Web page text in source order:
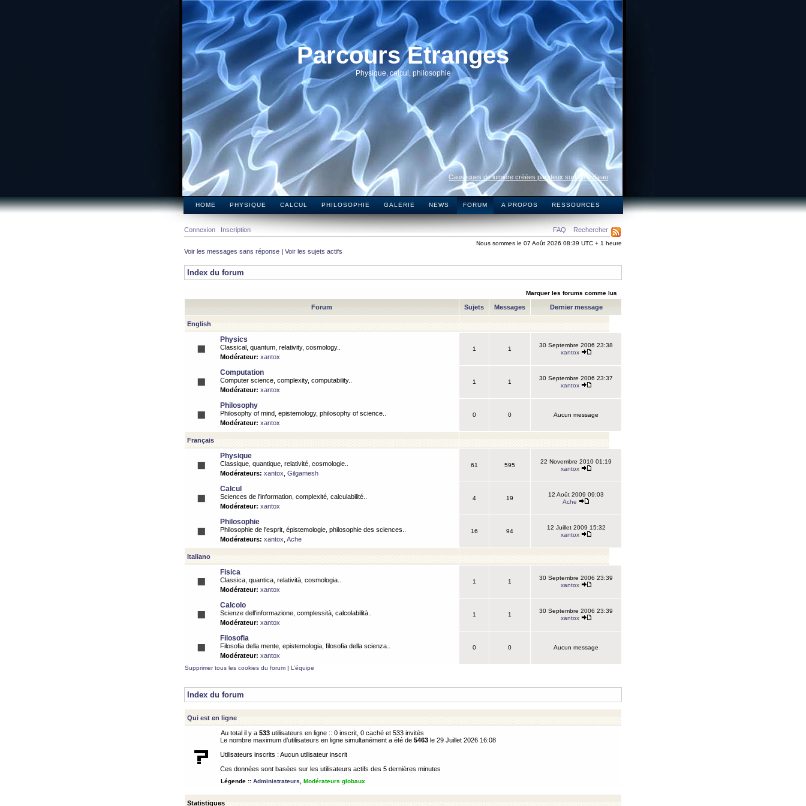
Parcours Etranges
Physique, calcul, philosophie
Caustiques de lumière créées par deux surfaces d’eau
HOME PHYSIQUE CALCUL PHILOSOPHIE GALERIE NEWS FORUM A PROPOS RESSOURCES
FAQ Rechercher
Connexion Inscription
Nous sommes le 07 Août 2026 08:39 UTC + 1 heure
Voir les messages sans réponse | Voir les sujets actifs
Index du forum
Marquer les forums comme lus
Forum Sujets Messages Dernier message
English
Physics
Classical, quantum, relativity, cosmology..
Modérateur: xantox
1 1
30 Septembre 2006 23:38
xantox
Computation
Computer science, complexity, computability..
Modérateur: xantox
1 1
30 Septembre 2006 23:37
xantox
Philosophy
Philosophy of mind, epistemology, philosophy of science..
Modérateur: xantox
0 0 Aucun message
Français
Physique
Classique, quantique, relativité, cosmologie..
Modérateurs: xantox Gilgamesh
61 595
22 Novembre 2010 01:19
xantox
Calcul
Sciences de l'information, complexité, calculabilité..
Modérateur: xantox
4 19
12 Août 2009 09:03
Ache
Philosophie
Philosophie de l'esprit, épistemologie, philosophie des sciences..
Modérateurs: xantox Ache
16 94
12 Juillet 2009 15:32
xantox
Italiano
Fisica
Classica, quantica, relatività, cosmologia..
Modérateur: xantox
1 1
30 Septembre 2006 23:39
xantox
Calcolo
Scienze dell'informazione, complessità, calcolabilità..
Modérateur: xantox
1 1
30 Septembre 2006 23:39
xantox
Filosofia
Filosofia della mente, epistemologia, filosofia della scienza..
Modérateur: xantox
0 0 Aucun message
Supprimer tous les cookies du forum | L’équipe
Index du forum
Qui est en ligne
Au total il y a 533 utilisateurs en ligne :: 0 inscrit, 0 caché et 533 invités
Le nombre maximum d’utilisateurs en ligne simultanément a été de 5463 le 29 Juillet 2026 16:08
Utilisateurs inscrits : Aucun utilisateur inscrit
Ces données sont basées sur les utilisateurs actifs des 5 dernières minutes
Légende :: Administrateurs Modérateurs globaux
Statistiques